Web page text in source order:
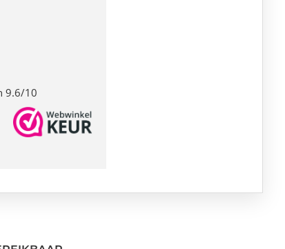
9.6/10